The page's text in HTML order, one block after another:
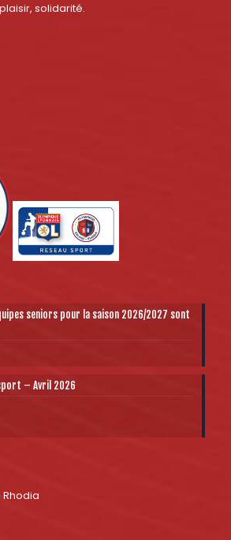
solidarité.
seniors pour la saison 2026/2027 sont
– Avril 2026